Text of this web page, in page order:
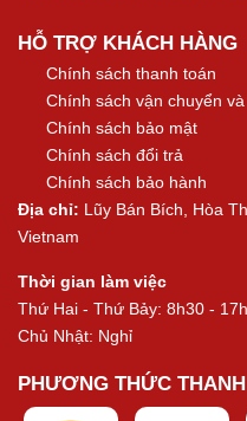
HỖ TRỢ KHÁCH HÀNG
Chính sách thanh toán
Chính sách vận chuyển
Chính sách bảo mật
Chính sách đổi trả
Chính sách bảo hành
Địa chỉ: Lũy Bán Bích, Hòa
Vietnam
Thời gian làm việc
Thứ Hai - Thứ Bảy: 8h30 -
Chủ Nhật: Nghỉ
PHƯƠNG THỨC